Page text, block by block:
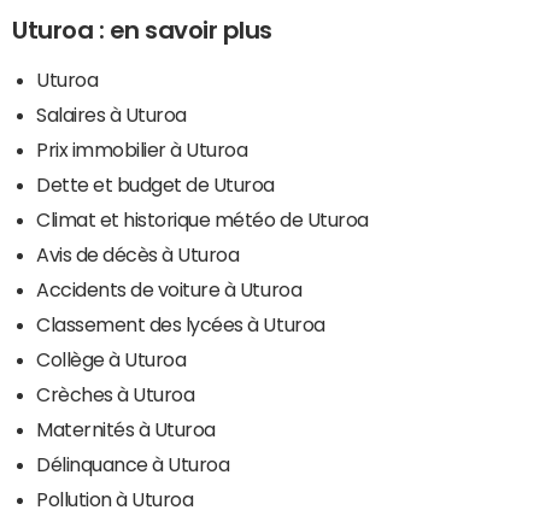
Uturoa : en savoir plus
Uturoa
Salaires à Uturoa
Prix immobilier à Uturoa
Dette et budget de Uturoa
Climat et historique météo de Uturoa
Avis de décès à Uturoa
Accidents de voiture à Uturoa
Classement des lycées à Uturoa
Collège à Uturoa
Crèches à Uturoa
Maternités à Uturoa
Délinquance à Uturoa
Pollution à Uturoa